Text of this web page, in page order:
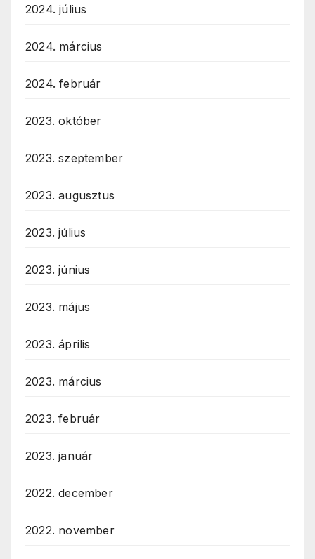
2024. július
2024. március
2024. február
2023. október
2023. szeptember
2023. augusztus
2023. július
2023. június
2023. május
2023. április
2023. március
2023. február
2023. január
2022. december
2022. november